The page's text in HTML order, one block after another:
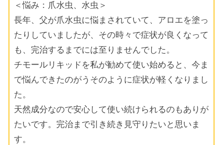
＜悩み：爪水虫、水虫＞
長年、父が爪水虫に悩まされていて、アロエを塗っ
たりしていましたが、その時々で症状が良くなって
も、完治するまでには至りませんでした。
チモールリキッドを私が勧めて使い始めると、今ま
で悩んできたのがうそのように症状が軽くなりまし
た。
天然成分なので安心して使い続けられるのもありが
たいです。完治まで引き続き見守りたいと思いま
す。